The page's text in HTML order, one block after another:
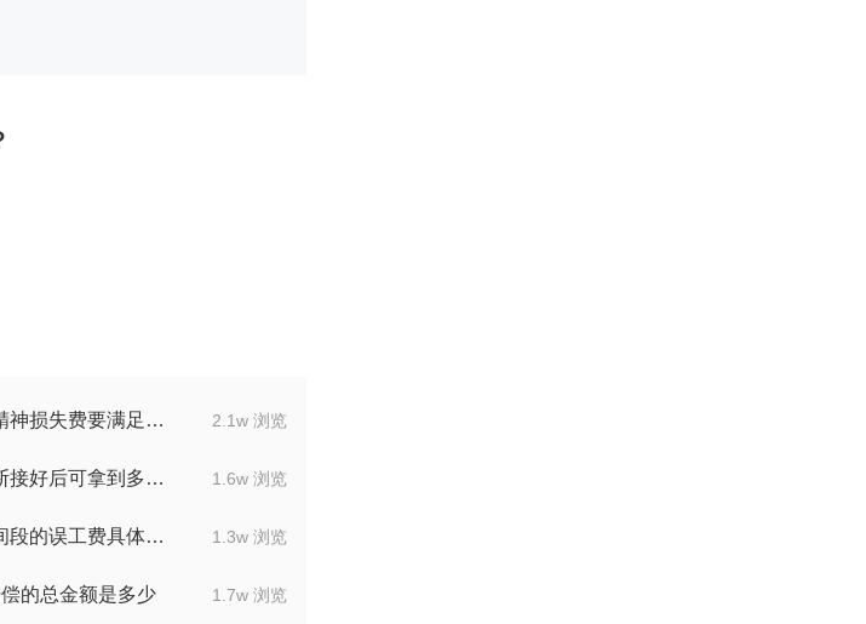
1.5w 浏览 文章 打架索赔精神损失费要满足什么条件
1.5w 浏览 文章 大拇指切断接好后可拿到多少赔偿
1.3w 浏览 文章 三个月时间段的误工费具体是多少
1.7w 浏览 文章 9级伤残赔偿的总金额是多少